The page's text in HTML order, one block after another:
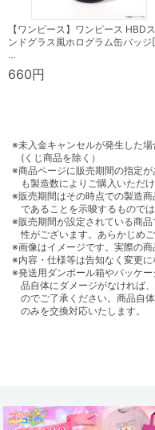
【ワンピース】ワンピース HBD
ンドグラス風ホログラム缶バッジ
…
660円
※未入金キャンセルが発生した場
(くじ商品を除く）
※商品ページに販売期間の指定
も製造数によりご購入いただ
※販売期間はその時点での製造
であることを示唆するものでは
※販売期間が設定されている商
性がございます。あらかじめご
※画像はイメージです。実際の商
※内容・仕様等は告知なく変更に
※発送用ダンボール箱やパッケ
品自体にダメージがなければ
のでご了承ください。商品自
のみを交換対応いたします。